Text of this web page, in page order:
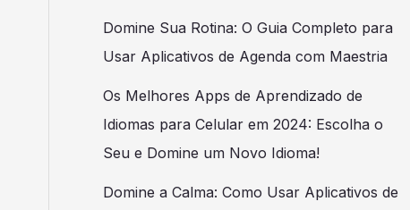
Domine Sua Rotina: O Guia Completo para
Usar Aplicativos de Agenda com Maestria
Os Melhores Apps de Aprendizado de
Idiomas para Celular em 2024: Escolha o
Seu e Domine um Novo Idioma!
Domine a Calma: Como Usar Aplicativos de